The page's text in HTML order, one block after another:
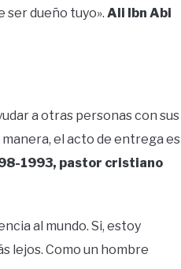
ser dueño tuyo». Ali Ibn Abi
a otras personas con sus
el acto de entrega es
1993, pastor cristiano
al mundo. Si, estoy
lejos. Como un hombre